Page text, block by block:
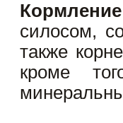
силосом,
также
кроме